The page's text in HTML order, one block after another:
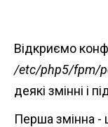
Відкриємо
/etc/php5/fpm/
деякі змінні і
Перша змінна -